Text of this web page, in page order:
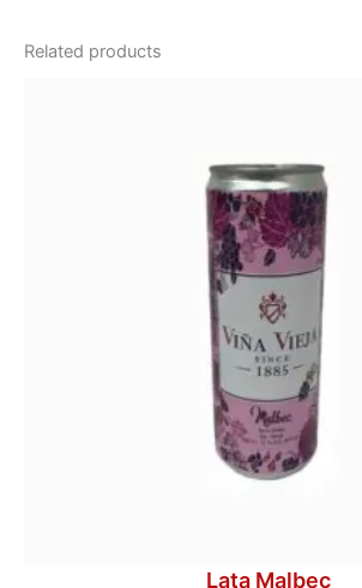
Related products
Lata Malbec